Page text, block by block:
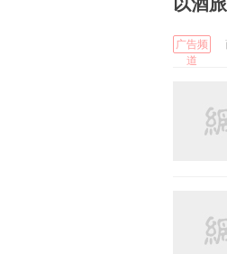
广告频
道